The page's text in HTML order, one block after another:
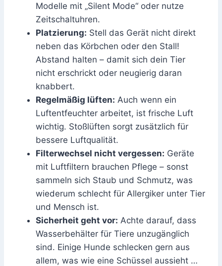
Modelle mit „Silent Mode“ oder nutze
Zeitschaltuhren.
Platzierung: Stell das Gerät nicht direkt
neben das Körbchen oder den Stall!
Abstand halten – damit sich dein Tier
nicht erschrickt oder neugierig daran
knabbert.
Regelmäßig lüften: Auch wenn ein
Luftentfeuchter arbeitet, ist frische Luft
wichtig. Stoßlüften sorgt zusätzlich für
bessere Luftqualität.
Filterwechsel nicht vergessen: Geräte
mit Luftfiltern brauchen Pflege – sonst
sammeln sich Staub und Schmutz, was
wiederum schlecht für Allergiker unter Tier
und Mensch ist.
Sicherheit geht vor: Achte darauf, dass
Wasserbehälter für Tiere unzugänglich
sind. Einige Hunde schlecken gern aus
allem, was wie eine Schüssel aussieht …